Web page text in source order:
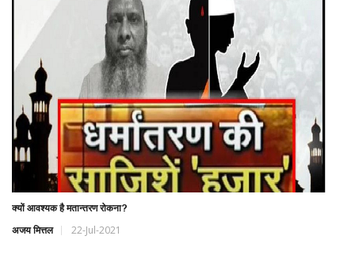
क्यों आवश्यक है मतान्तरण रोकना?
अजय मित्तल 22-Jul-2021